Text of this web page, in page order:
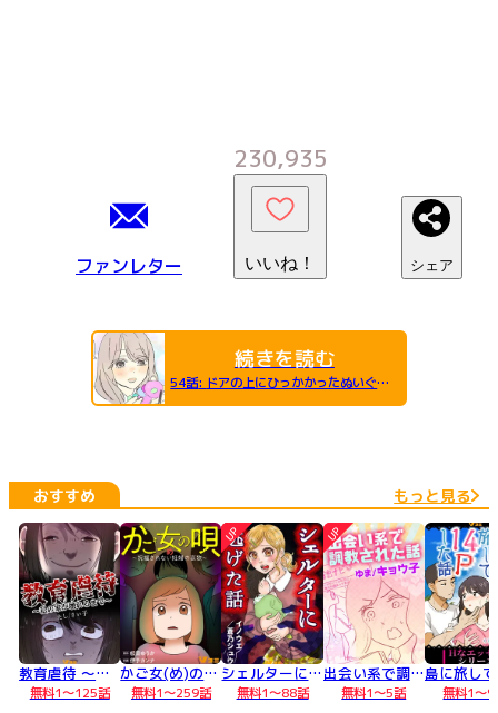
ファンレター
230,935
いいね！ シェア
続きを読む
54話: ドアの上にひっかかったぬいぐるみがとれる大宅
おすすめ もっと見る
教育虐待 ～私の家が壊れるまで～
無料1～125話
かご女(め)の唄～祝福されない妊婦の哀歌～
無料1～259話
UP
シェルターに逃げた話
無料1～88話
UP
出会い系で調教された話
無料1～5話 無料1～9